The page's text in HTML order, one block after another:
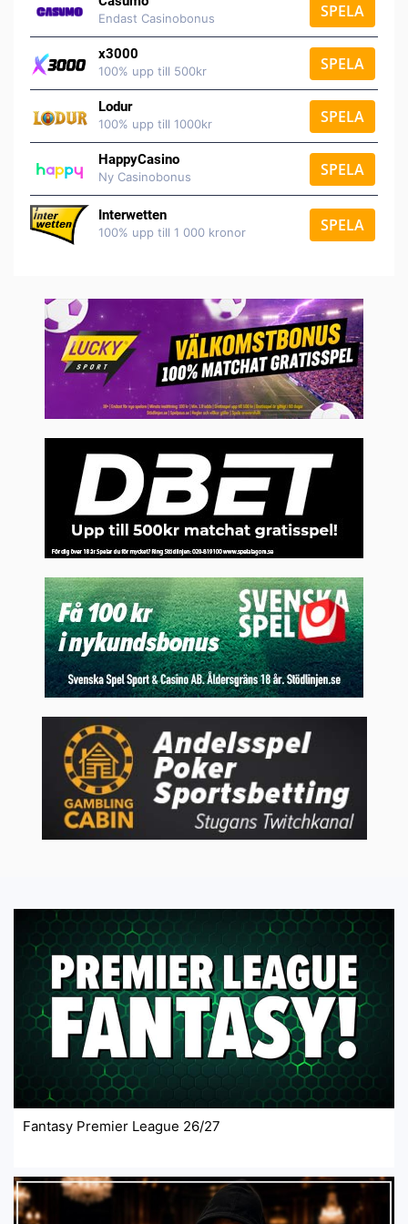
Endast Casinobonus SPELA
x3000
100% upp till 500kr SPELA
Lodur
100% upp till 1000kr SPELA
HappyCasino
Ny Casinobonus SPELA
Interwetten
100% upp till 1 000 kronor SPELA
Fantasy Premier League 26/27